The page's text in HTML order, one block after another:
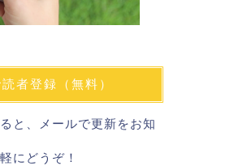
者登録（無料）
と、メールで更新をお知
にどうぞ！